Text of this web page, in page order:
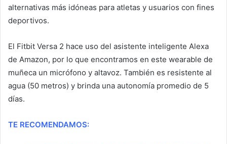
alternativas más idóneas para atletas y usuarios con fines
deportivos.
El Fitbit Versa 2 hace uso del asistente inteligente Alexa
de Amazon, por lo que encontramos en este wearable de
muñeca un micrófono y altavoz. También es resistente al
agua (50 metros) y brinda una autonomía promedio de 5
días.
TE RECOMENDAMOS: